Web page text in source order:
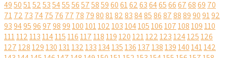
495051525354555657585960616263646566676869 70
7172 73 7475 76 77 78 7980818283848586878889909192
93949596979899100101102103104105106107108109110
111112113114115116117118119120121122123124125126
127128129130131132133134135136137138139140141142